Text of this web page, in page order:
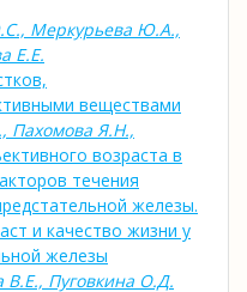
Меркурьева Ю.А.,
Е.Е.
веществами
Пахомова Я.Н.,
возраста в
течения
железы.
и качество жизни у
железы
Пуговкина О.Д.